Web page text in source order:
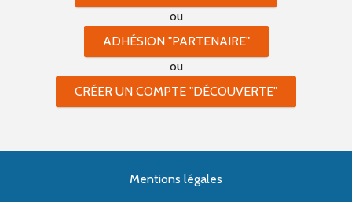
ou
ADHÉSION "PARTENAIRE"
ou
CRÉER UN COMPTE "DÉCOUVERTE"
Mentions légales